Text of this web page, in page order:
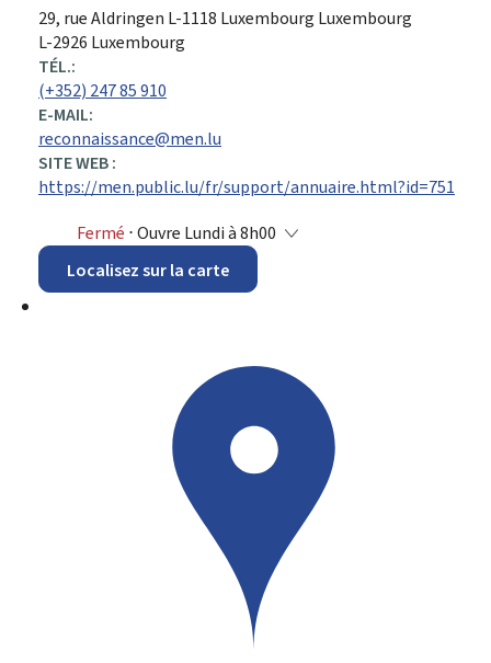
ADRESSE
:
29, rue Aldringen L-1118 Luxembourg Luxembourg
L-2926 Luxembourg
TÉL.:
(+352) 247 85 910
E-MAIL:
reconnaissance@men.lu
SITE WEB :
https://men.public.lu/fr/support/annuaire.html?id=751
Fermé ⋅ Ouvre Lundi à 8h00
Localisez sur la carte